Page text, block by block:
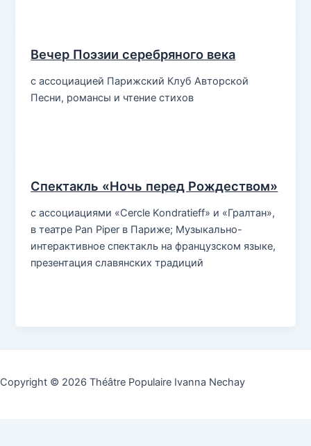
Вечер Поэзии серебряного века
с ассоциацией Парижский Клуб Авторской
Песни, романсы и чтение стихов
Спектакль «Ночь перед Рождеством»
с ассоциациями «Cercle Kondratieff» и «Гралтан»,
в театре Pan Piper в Париже; Музыкально-
интерактивное спектакль на французском языке,
презентация славянских традиций
Copyright © 2026 Théâtre Populaire Ivanna Nechay